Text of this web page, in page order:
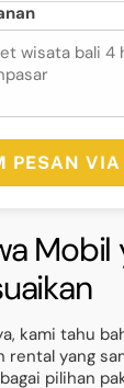
PESAN VIA
Mobil
kami tahu
rental yang
pilihan